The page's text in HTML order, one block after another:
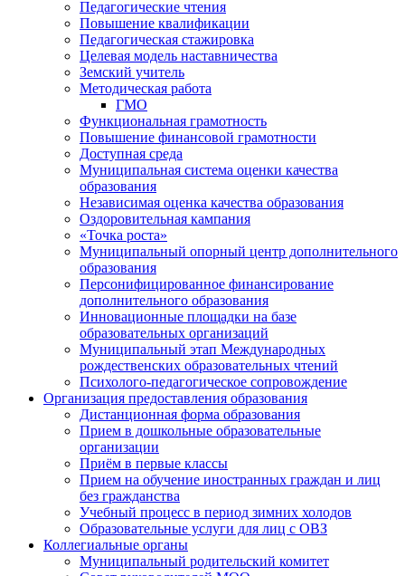
Педагогические чтения
Повышение квалификации
Педагогическая стажировка
Целевая модель наставничества
Земский учитель
Методическая работа
ГМО
Функциональная грамотность
Повышение финансовой грамотности
Доступная среда
Муниципальная система оценки качества
образования
Независимая оценка качества образования
Оздоровительная кампания
«Точка роста»
Муниципальный опорный центр дополнительного
образования
Персонифицированное финансирование
дополнительного образования
Инновационные площадки на базе
образовательных организаций
Муниципальный этап Международных
рождественских образовательных чтений
Психолого-педагогическое сопровождение
Организация предоставления образования
Дистанционная форма образования
Прием в дошкольные образовательные
организации
Приём в первые классы
Прием на обучение иностранных граждан и лиц
без гражданства
Учебный процесс в период зимних холодов
Образовательные услуги для лиц с ОВЗ
Коллегиальные органы
Муниципальный родительский комитет